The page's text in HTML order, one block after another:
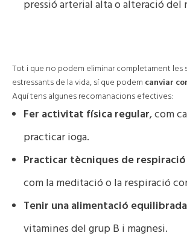
pressió arterial alta o alteració del
Tot i que no podem eliminar completament les
estressants de la vida, sí que podem canviar
Aquí tens algunes recomanacions efectives:
Fer activitat física regular, com
practicar ioga.
Practicar tècniques de
com la meditació o la respiració
Tenir una alimentació equilibrada
vitamines del grup B i magnesi.